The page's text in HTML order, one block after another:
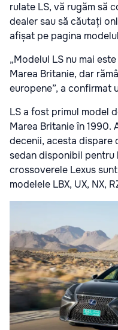
rulate LS, vă rugăm să
dealer sau să căutați
afișat pe pagina
„Modelul LS nu mai
Marea Britanie, dar
europene”, a confirmat
LS a fost primul model
Marea Britanie în 1990.
decenii, acesta dispare
sedan disponibil pentru
crossoverele Lexus
modelele LBX, UX, NX,